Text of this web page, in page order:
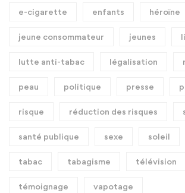
e-cigarette enfants héroïne
jeune consommateur jeunes
lutte anti-tabac légalisation
peau politique presse
risque réduction des risques
santé publique sexe soleil
tabac tabagisme télévision
témoignage vapotage